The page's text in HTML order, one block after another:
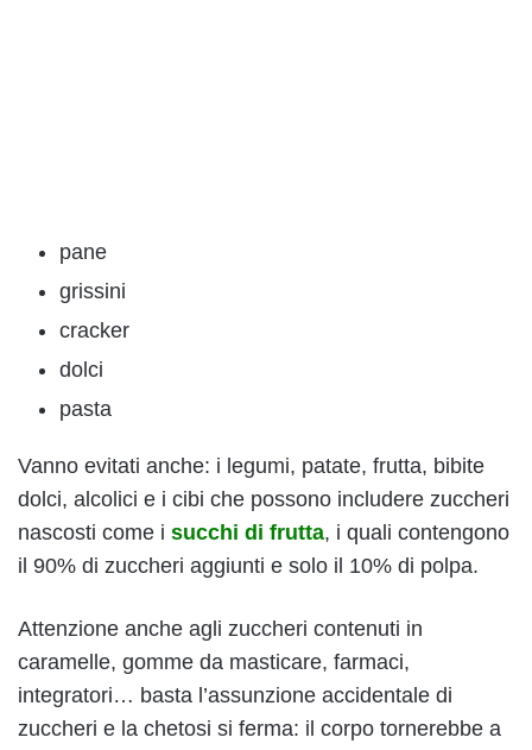
pane
grissini
cracker
dolci
pasta
Vanno evitati anche: i legumi, patate, frutta, bibite
dolci, alcolici e i cibi che possono includere zuccheri
nascosti come i succhi di frutta, i quali contengono
il 90% di zuccheri aggiunti e solo il 10% di polpa.
Attenzione anche agli zuccheri contenuti in
caramelle, gomme da masticare, farmaci,
integratori… basta l’assunzione accidentale di
zuccheri e la chetosi si ferma: il corpo tornerebbe a